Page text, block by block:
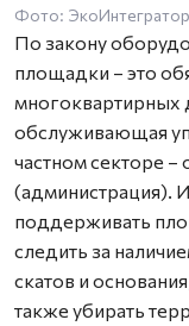
Фото: ЭкоИнтегратор
По закону
площадки – это
многоквартирных
обслуживающая
частном секторе –
(администрация).
поддерживать
следить за
скатов и
также убирать